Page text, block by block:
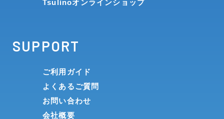
Tsulinoオンラインショップ
SUPPORT
ご利用ガイド
よくあるご質問
お問い合わせ
会社概要